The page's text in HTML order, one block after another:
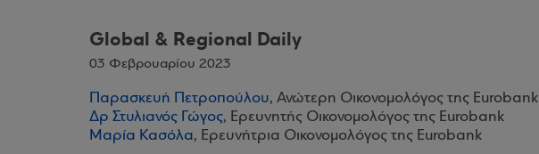
Global & Regional Daily
03 Φεβρουαρίου 2023
Παρασκευή Πετροπούλου, Ανώτερη Οικονομολόγος της Eurobank
Δρ Στυλιανός Γώγος, Ερευνητής Οικονομολόγος της Eurobank
Μαρία Κασόλα, Ερευνήτρια Οικονομολόγος της Eurobank